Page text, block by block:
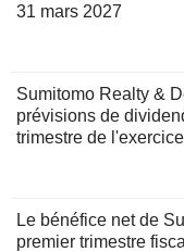
31 mars 2027
Sumitomo Realty &
prévisions de
trimestre de
Le bénéfice net de
premier trimestre fiscal